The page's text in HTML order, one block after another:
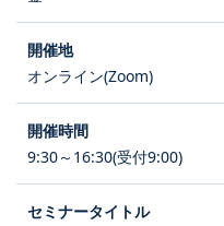
オンライン(Zoom)
9:30～16:30(受付9:00)